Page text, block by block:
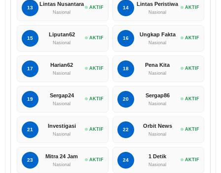
13
Lintas Nusantara
Nasional
AKTIF 14
Lintas Peristiwa
Nasional
AKTIF
15
Liputan62
Nasional
AKTIF 16
Ungkap Fakta
Nasional
AKTIF
17
Harian62
Nasional
AKTIF 18
Pena Kita
Nasional
AKTIF
19
Sergap24
Nasional
AKTIF 20
Sergap86
Nasional
AKTIF
21
Investigasi
Nasional
AKTIF 22
Orbit News
Nasional
AKTIF
23
Mitra 24 Jam
Nasional
AKTIF 24
1 Detik
Nasional
AKTIF